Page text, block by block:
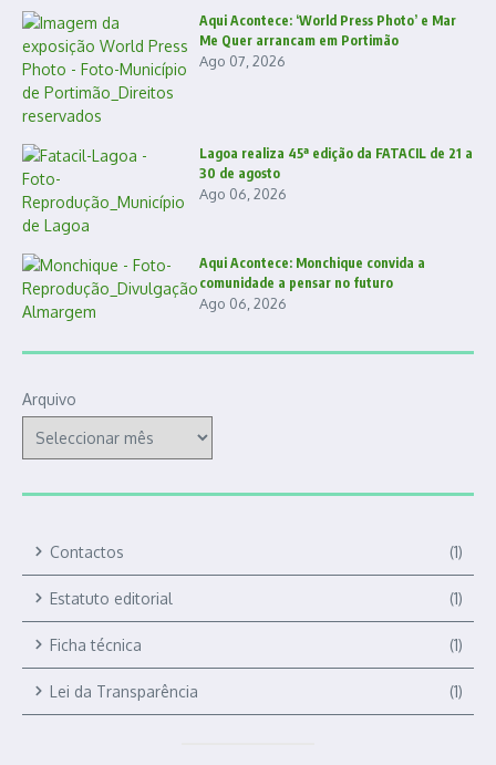
Aqui Acontece: ‘World Press Photo’ e Mar
Me Quer arrancam em Portimão
Ago 07, 2026
Lagoa realiza 45ª edição da FATACIL de 21 a
30 de agosto
Ago 06, 2026
Aqui Acontece: Monchique convida a
comunidade a pensar no futuro
Ago 06, 2026
Arquivo
Contactos (1)
Estatuto editorial (1)
Ficha técnica (1)
Lei da Transparência (1)